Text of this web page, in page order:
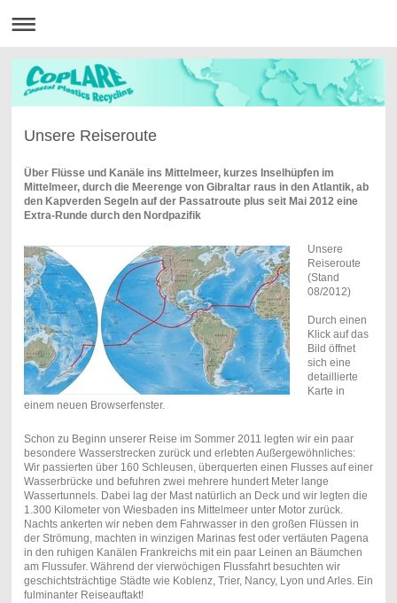
Unsere Reiseroute
Über Flüsse und Kanäle ins Mittelmeer, kurzes Inselhüpfen im
Mittelmeer, durch die Meerenge von Gibraltar raus in den Atlantik, ab
den Kapverden Segeln auf der Passatroute plus seit Mai 2012 eine
Extra-Runde durch den Nordpazifik
Unsere
Reiseroute
(Stand
08/2012)
Durch einen
Klick auf das
Bild öffnet
sich eine
detaillierte
Karte in
einem neuen Browserfenster.
Schon zu Beginn unserer Reise im Sommer 2011 legten wir ein paar
besondere Wasserstrecken zurück und erlebten Außergewöhnliches:
Wir passierten über 160 Schleusen, überquerten einen Flusses auf einer
Wasserbrücke und befuhren zwei mehrere hundert Meter lange
Wassertunnels. Dabei lag der Mast natürlich an Deck und wir legten die
1.300 Kilometer von Wiesbaden ins Mittelmeer unter Motor zurück.
Nachts ankerten wir neben dem Fahrwasser in den großen Flüssen in
der Strömung, machten in winzigen Marinas fest oder vertäuten Pagena
in den ruhigen Kanälen Frankreichs mit ein paar Leinen an Bäumchen
am Flussufer. Während der vierwöchigen Flussfahrt besuchten wir
geschichtsträchtige Städte wie Koblenz, Trier, Nancy, Lyon und Arles. Ein
fulminanter Reiseauftakt!